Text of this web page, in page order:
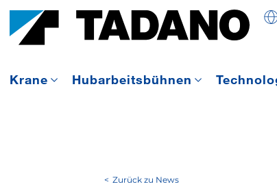
Krane Hubarbeitsbühnen
Zurück zu News